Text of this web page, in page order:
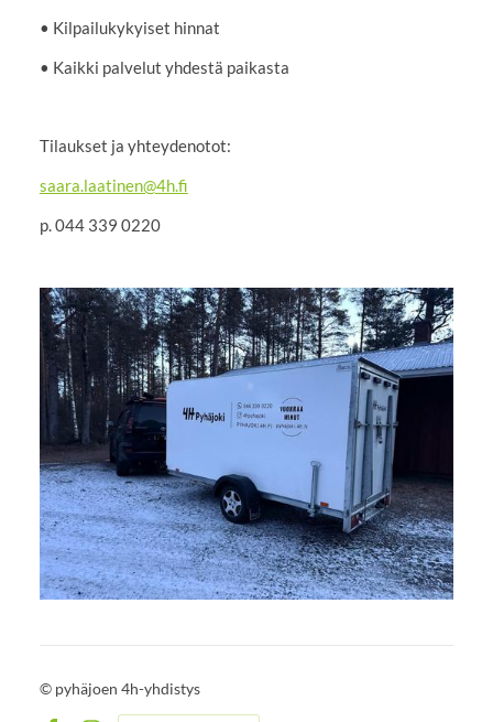
• Kilpailukykyiset hinnat
• Kaikki palvelut yhdestä paikasta
Tilaukset ja yhteydenotot:
saara.laatinen@4h.fi
p. 044 339 0220
© pyhäjoen 4h-yhdistys